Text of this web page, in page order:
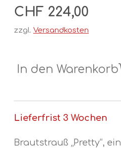
CHF 224,00
zzgl. Versandkosten
In den Warenkorb
Lieferfrist 3 Wochen
Brautstrauß „Pretty“,